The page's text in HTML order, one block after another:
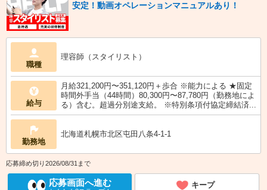
安定！動画オペレーションマニュアルあり！
職種
理容師（スタイリスト）
給与
月給321,200円〜351,120円＋歩合 ※能力による ★固定
時間外手当（44時間）80,300円〜87,780円（勤務地によ
る）含む。超過分別途支給。 ※特別条項付協定締結済...
勤務地
北海道札幌市北区屯田八条4-1-1
応募締め切り2026/08/31まで
応募画面へ進む キープ